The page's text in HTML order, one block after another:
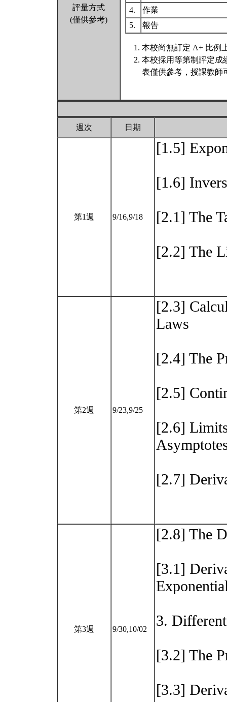
評量方式
(僅供參考)
4.
作業
5.
報告
本校尚無訂定 A+ 比例
本校採用等第制評定成
表僅供參考，授課教師
週次 日期
第1週 9/16,9/18
[1.5]
[1.6]
[2.1] The
[2.2] The
第2週 9/23,9/25
[2.3]
Laws
[2.4] The
[2.5]
[2.6]
[2.7]
第3週 9/30,10/02
[2.8] The
[3.1]
3.
[3.2] The
[3.3]